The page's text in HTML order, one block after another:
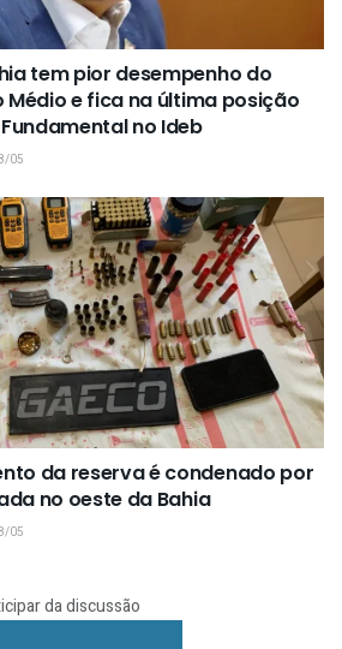
tem pior desempenho do
Médio e fica na última posição
no Ideb
05
da reserva é condenado por
no oeste da Bahia
05
da discussão